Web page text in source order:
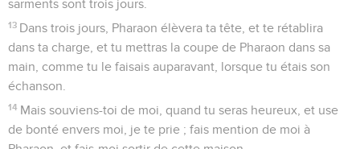
sarments sont trois jours.
13 Dans trois jours, Pharaon élèvera ta tête, et te rétablira
dans ta charge, et tu mettras la coupe de Pharaon dans sa
main, comme tu le faisais auparavant, lorsque tu étais son
échanson.
14 Mais souviens-toi de moi, quand tu seras heureux, et use
de bonté envers moi, je te prie ; fais mention de moi à